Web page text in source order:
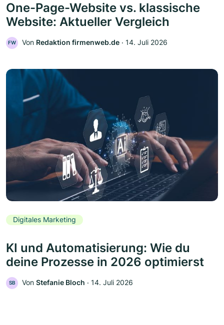
One-Page-Website vs. klassische
Website: Aktueller Vergleich
FW Von Redaktion firmenweb.de ‧ 14. Juli 2026
Digitales Marketing
KI und Automatisierung: Wie du
deine Prozesse in 2026 optimierst
SB Von Stefanie Bloch ‧ 14. Juli 2026